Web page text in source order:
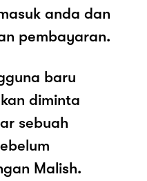
anda dan
pembayaran.
baru
diminta
sebuah
Malish.